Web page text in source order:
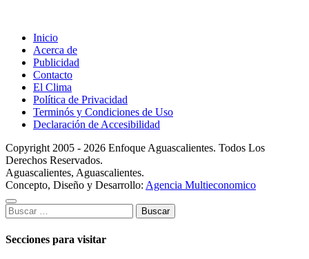
Inicio
Acerca de
Publicidad
Contacto
El Clima
Política de Privacidad
Terminós y Condiciones de Uso
Declaración de Accesibilidad
Copyright 2005 - 2026 Enfoque Aguascalientes. Todos Los
Derechos Reservados.
Aguascalientes, Aguascalientes.
Concepto, Diseño y Desarrollo: Agencia Multieconomico
Buscar:
Secciones para visitar